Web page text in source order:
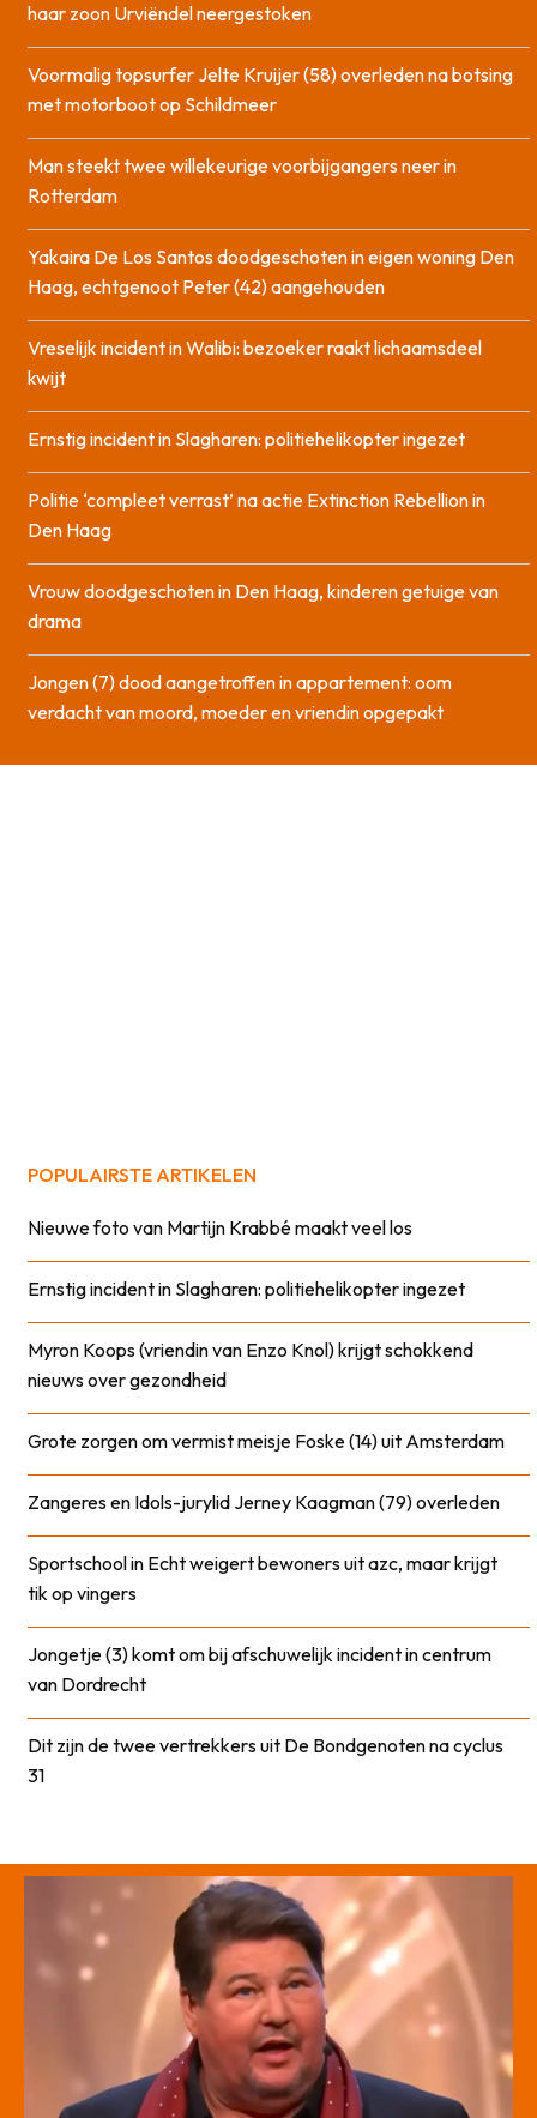
haar zoon Urviëndel neergestoken
Voormalig topsurfer Jelte Kruijer (58) overleden na botsing
met motorboot op Schildmeer
Man steekt twee willekeurige voorbijgangers neer in
Rotterdam
Yakaira De Los Santos doodgeschoten in eigen woning Den
Haag, echtgenoot Peter (42) aangehouden
Vreselijk incident in Walibi: bezoeker raakt lichaamsdeel
kwijt
Ernstig incident in Slagharen: politiehelikopter ingezet
Politie ‘compleet verrast’ na actie Extinction Rebellion in
Den Haag
Vrouw doodgeschoten in Den Haag, kinderen getuige van
drama
Jongen (7) dood aangetroffen in appartement: oom
verdacht van moord, moeder en vriendin opgepakt
POPULAIRSTE ARTIKELEN
Nieuwe foto van Martijn Krabbé maakt veel los
Ernstig incident in Slagharen: politiehelikopter ingezet
Myron Koops (vriendin van Enzo Knol) krijgt schokkend
nieuws over gezondheid
Grote zorgen om vermist meisje Foske (14) uit Amsterdam
Zangeres en Idols-jurylid Jerney Kaagman (79) overleden
Sportschool in Echt weigert bewoners uit azc, maar krijgt
tik op vingers
Jongetje (3) komt om bij afschuwelijk incident in centrum
van Dordrecht
Dit zijn de twee vertrekkers uit De Bondgenoten na cyclus
31